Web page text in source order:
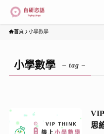
首頁 小學數學
小學數學 – tag –
思